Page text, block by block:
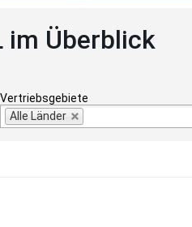
im Überblick
Vertriebsgebiete
Alle Länder